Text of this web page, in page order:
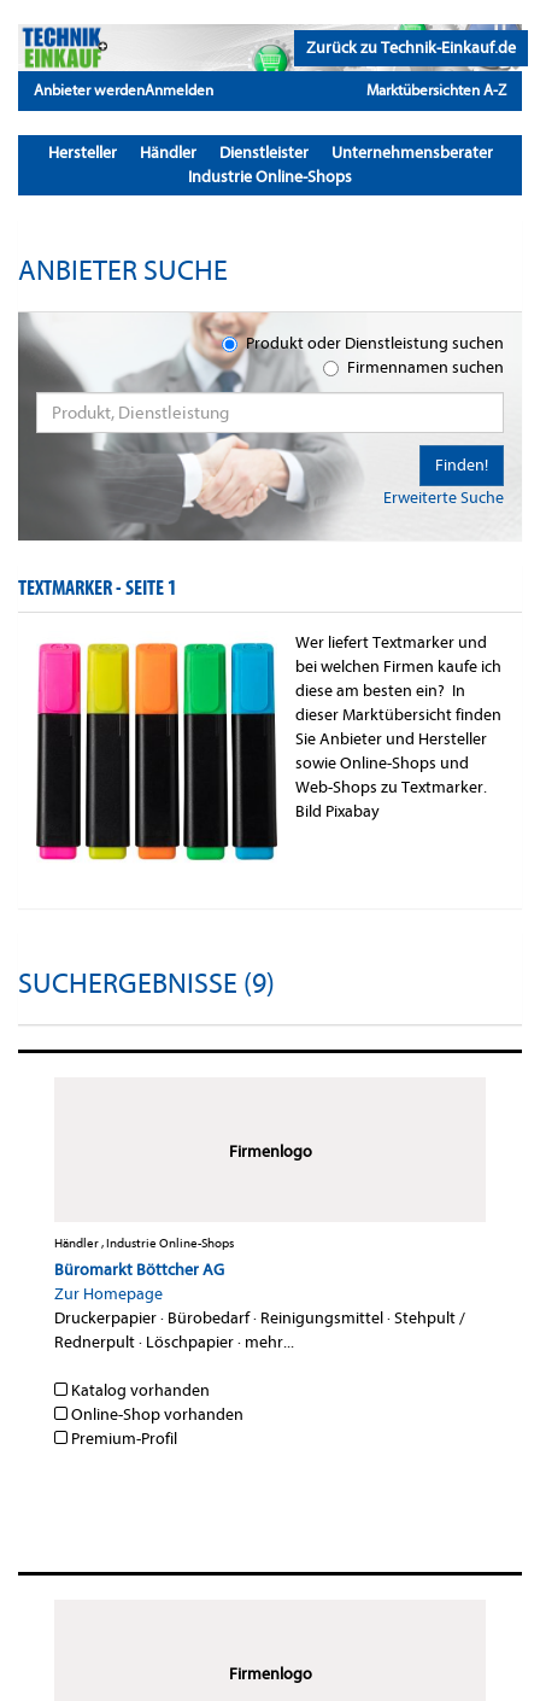
Zurück zu Technik-Einkauf.de
Anbieter werdenAnmelden Marktübersichten A-Z
Hersteller Händler Dienstleister
Unternehmensberater
Industrie Online-Shops
ANBIETER SUCHE
Produkt oder Dienstleistung suchen
Firmennamen suchen
Erweiterte Suche
Finden!
TEXTMARKER -SEITE 1
Wer liefert Textmarker und
bei welchen Firmen kaufe ich
diese am besten ein? In
dieser Marktübersicht finden
Sie Anbieter und Hersteller
sowie Online-Shops und
Web-Shops zu Textmarker.
Bild Pixabay
SUCHERGEBNISSE (9)
Firmenlogo
Händler , Industrie Online-Shops
Büromarkt Böttcher AG
Zur Homepage
Druckerpapier· Bürobedarf· Reinigungsmittel·Stehpult /
Rednerpult· Löschpapier· mehr...
Katalog vorhanden
Online-Shop vorhanden
Premium-Profil
Firmenlogo